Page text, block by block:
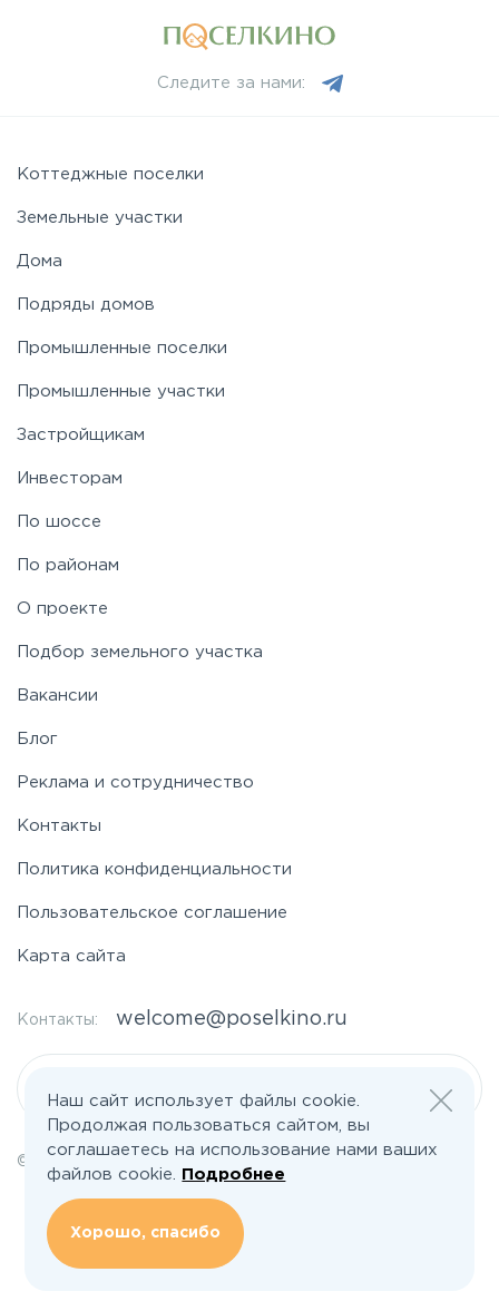
Следите за нами:
Коттеджные поселки
Земельные участки
Дома
Подряды домов
Промышленные поселки
Промышленные участки
Застройщикам
Инвесторам
По шоссе
По районам
О проекте
Подбор земельного участка
Вакансии
Блог
Реклама и сотрудничество
Контакты
Политика конфиденциальности
Пользовательское соглашение
Карта сайта
Контакты: welcome@poselkino.ru
© 2026 Все права защищены | poselkino.ru
ИП Маслов Дмитрий Валерьевич
ИНН 503406273833
+79647266008
142613, Московская область, Орехово-Зуево, ул. Северная, д.14, кв.145
Наш сайт использует файлы cookie.
Продолжая пользоваться сайтом, вы
соглашаетесь на использование нами ваших
файлов cookie.
Подробнее
Хорошо, спасибо